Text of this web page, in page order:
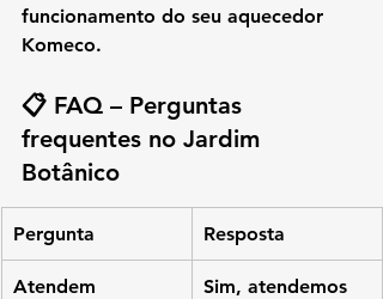
funcionamento do seu aquecedor
Komeco.
📋 FAQ – Perguntas
frequentes no Jardim
Botânico
Pergunta Resposta
Atendem
Sim, atendemos